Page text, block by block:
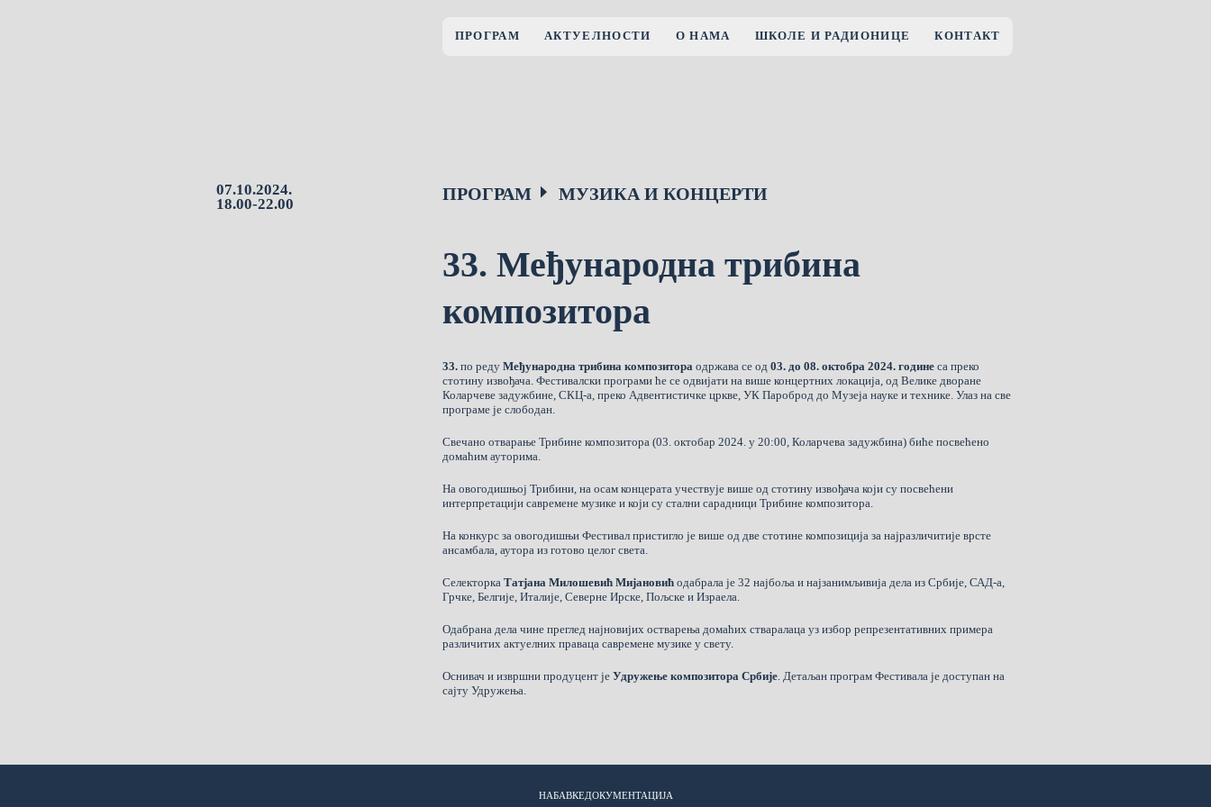
ПРОГРАМ АКТУЕЛНОСТИ О НАМА ШКОЛЕ И РАДИОНИЦЕ КОНТАКТ
07.10.2024.
18.00-22.00
ПРОГРАМ МУЗИКА И КОНЦЕРТИ
33. Међународна трибина
композитора
33. по редуМеђународна трибина композитора одржава се од03. до 08. октобра 2024. године са преко
стотину извођача. Фестивалски програми ће се одвијати на више концертних локација, од Велике дворане
Коларчеве задужбине, СКЦ-а, преко Адвентистичке цркве, УК Пароброд до Музеја науке и технике. Улаз на све
програме је слободан.
Свечано отварање Трибине композитора (03. октобар 2024. у 20:00, Коларчева задужбина) биће посвећено
домаћим ауторима.
На овогодишњој Трибини, на осам концерата учествује више од стотину извођача који су посвећени
интерпретацији савремене музике и који су стални сарадници Трибине композитора.
На конкурс за овогодишњи Фестивал пристигло је више од две стотине композиција за најразличитије врсте
ансамбала, аутора из готово целог света.
СелекторкаТатјана Милошевић Мијановић одабрала је 32 најбоља и најзанимљивија дела из Србије, САД-а,
Грчке, Белгије, Италије, Северне Ирске, Пољске и Израела.
Одабрана дела чине преглед најновијих остварења домаћих стваралаца уз избор репрезентативних примера
различитих актуелних праваца савремене музике у свету.
Оснивач и извршни продуцент јеУдружење композитора Србије . Детаљан програм Фестивала је доступан на
сајту Удружења
НАБАВКЕДОКУМЕНТАЦИЈА